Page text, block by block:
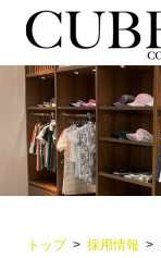
トップ 採用情報